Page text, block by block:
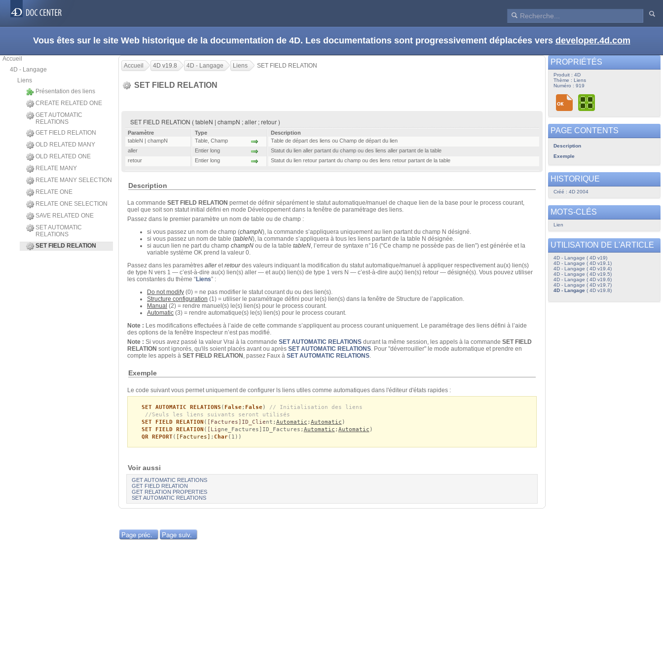
Vous êtes sur le site Web historique de la documentation de 4D. Les documentations sont progressivement déplacées vers developer.4d.com
Accueil
4D - Langage
Liens
Présentation des liens
CREATE RELATED ONE
GET AUTOMATIC
RELATIONS
GET FIELD RELATION
OLD RELATED MANY
OLD RELATED ONE
RELATE MANY
RELATE MANY SELECTION
RELATE ONE
RELATE ONE SELECTION
SAVE RELATED ONE
SET AUTOMATIC
RELATIONS
SET FIELD RELATION
Accueil 4D v19.8 4D - Langage Liens SET FIELD RELATION
SET FIELD RELATION
SET FIELD RELATION ( tableN | champN ; aller ; retour )
Paramètre Type
Description
tableN | champN
Table Champ
Table de départ des liens ou Champ de départ du lien
aller
Entier long
Statut du lien aller partant du champ ou des liens aller partant de la table
retour
Entier long Statut du lien retour partant du champ ou des liens retour partant de la table
Description
La commande SET FIELD RELATION permet de définir séparément le statut automatique/manuel de chaque lien de la base pour le process courant,
quel que soit son statut initial défini en mode Développement dans la fenêtre de paramétrage des liens.
Passez dans le premier paramètre un nom de table ou de champ :
si vous passez un nom de champ (champN), la commande s’appliquera uniquement au lien partant du champ N désigné.
si vous passez un nom de table (tableN), la commande s’appliquera à tous les liens partant de la table N désignée.
si aucun lien ne part du champ champN ou de la table tableN, l’erreur de syntaxe n°16 (“Ce champ ne possède pas de lien”) est générée et la
variable système OK prend la valeur 0.
Passez dans les paramètres alleretretourdes valeurs indiquant la modification du statut automatique/manuel à appliquer respectivement au(x) lien(s)
de type N vers 1 — c’est-à-dire au(x) lien(s) aller — et au(x) lien(s) de type 1 vers N — c’est-à-dire au(x) lien(s) retour — désigné(s). Vous pouvez utiliser
les constantes du thème “Liens” :
Do not modify (0) = ne pas modifier le statut courant du ou des lien(s).
Structure configuration (1) = utiliser le paramétrage défini pour le(s) lien(s) dans la fenêtre de Structure de l’application.
Manual (2) = rendre manuel(s) le(s) lien(s) pour le process courant.
Automatic (3) = rendre automatique(s) le(s) lien(s) pour le process courant.
Note : Les modifications effectuées à l’aide de cette commande s’appliquent au process courant uniquement. Le paramétrage des liens défini à l’aide
des options de la fenêtre Inspecteur n’est pas modifié.
Note : Si vous avez passé la valeur Vrai à la commande SET AUTOMATIC RELATIONS durant la même session, les appels à la commande SET FIELD
RELATION sont ignorés, qu'ils soient placés avant ou après SET AUTOMATIC RELATIONS. Pour "déverrouiller" le mode automatique et prendre en
compte les appels à SET FIELD RELATION , passez Faux à SET AUTOMATIC RELATIONS.
Exemple
Le code suivant vous permet uniquement de configurer ls liens utiles comme automatiques dans l'éditeur d'états rapides :
SET AUTOMATIC RELATIONS ( False; False)
// Initialisation des liens
//Seuls les liens suivants seront utilisés
SET FIELD RELATION ( [Factures]ID_Client; Automatic ; Automatic )
SET FIELD RELATION ( [Ligne_Factures]ID_Factures; Automatic ; Automatic )
QR REPORT( [Factures] ; Char(1))
Voir aussi
GET AUTOMATIC RELATIONS
GET FIELD RELATION
GET RELATION PROPERTIES
SET AUTOMATIC RELATIONS
Page préc. Page suiv.
PROPRIÉTÉS
Produit : 4D
Thème : Liens
Numéro : 919
PAGE CONTENTS
Description
Exemple
HISTORIQUE
Créé : 4D 2004
MOTS-CLÉS
Lien
UTILISATION DE L'ARTICLE
4D - Langage ( 4D v19)
4D - Langage ( 4D v19.1)
4D - Langage ( 4D v19.4)
4D - Langage ( 4D v19.5)
4D - Langage ( 4D v19.6)
4D - Langage ( 4D v19.7)
4D - Langage( 4D v19.8)